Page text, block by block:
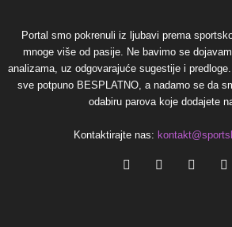
Portal smo pokrenuli iz ljubavi prema
mnoge više od pasije. Ne bavimo se
analizama, uz odgovarajuće sugestije i
sve potpuno BESPLATNO, a nadamo se da
odabiru parova koje dodajete
Kontaktirajte nas: